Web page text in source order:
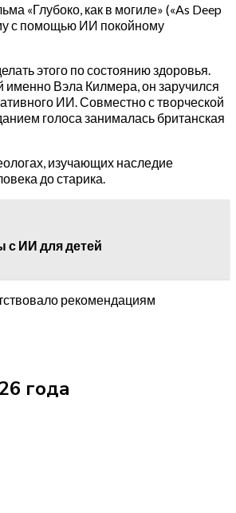
«Глубоко, как в могиле» («As Deep
с помощью ИИ покойному
этого по состоянию здоровья.
именно Вэла Килмера, он заручился
ИИ. Совместно с творческой
голоса занималась британская
изучающих наследие
до старика.
с ИИ для детей
рекомендациям
года